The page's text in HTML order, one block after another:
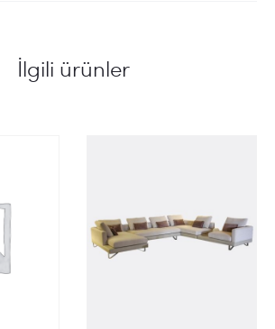
İlgili ürünler